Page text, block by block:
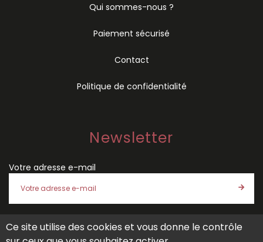
Qui sommes-nous ?
Paiement sécurisé
Contact
Politique de confidentialité
Newsletter
Votre adresse e-mail
J'accepte les conditions générales de venteet lapolitique
Ce site utilise des cookies et vous donne le contrôle